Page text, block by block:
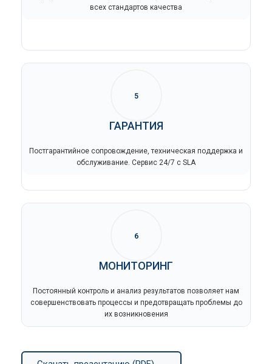
всех стандартов качества
5
ГАРАНТИЯ
Постгарантийное сопровождение, техническая поддержка и
обслуживание. Сервис 24/7 с SLA
6
МОНИТОРИНГ
Постоянный контроль и анализ результатов позволяет нам
совершенствовать процессы и предотвращать проблемы до
их возникновения